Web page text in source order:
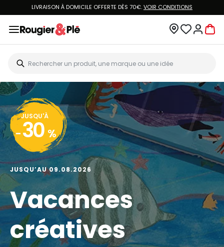
LIVRAISON À DOMICILE OFFERTE DÈS 70€.VOIR CONDITIONS
JUSQU'À
- 30 %
JUSQU’AU 09.08.2026
Vacances
créatives